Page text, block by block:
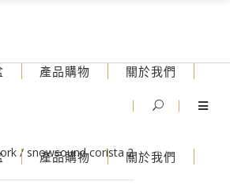
產品購物 關於我們
產品購物 關於我們
/ snowsound corista 2